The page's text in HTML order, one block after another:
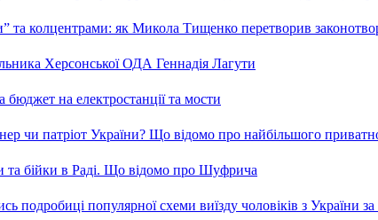
та колцентрами: як Микола Тищенко перетворив
Херсонської ОДА Геннадія Лагути
на електростанції та мости
чи патріот України? Що відомо про найбільшого
та бійки в Раді. Що відомо про Шуфрича
подробиці популярної схеми виїзду чоловіків з України